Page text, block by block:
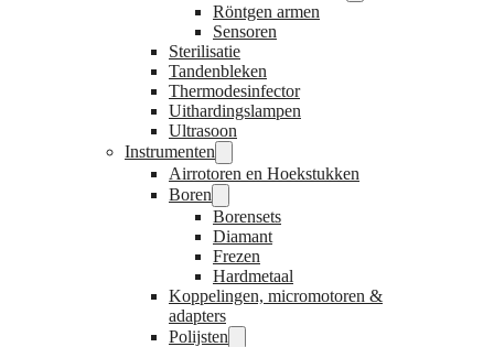
Röntgen armen
Sensoren
Sterilisatie
Tandenbleken
Thermodesinfector
Uithardingslampen
Ultrasoon
Instrumenten
Airrotoren en Hoekstukken
Boren
Borensets
Diamant
Frezen
Hardmetaal
Koppelingen, micromotoren &
adapters
Polijsten